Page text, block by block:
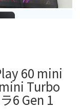
60 mini
Turbo
6 Gen 1